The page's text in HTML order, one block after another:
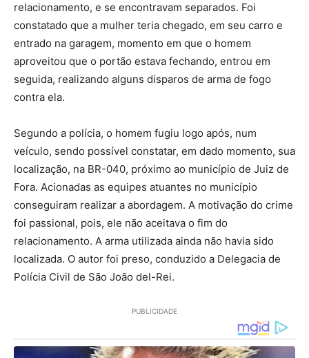
relacionamento, e se encontravam separados. Foi
constatado que a mulher teria chegado, em seu carro e
entrado na garagem, momento em que o homem
aproveitou que o portão estava fechando, entrou em
seguida, realizando alguns disparos de arma de fogo
contra ela.
Segundo a polícia, o homem fugiu logo após, num
veículo, sendo possível constatar, em dado momento, sua
localização, na BR-040, próximo ao município de Juiz de
Fora. Acionadas as equipes atuantes no município
conseguiram realizar a abordagem. A motivação do crime
foi passional, pois, ele não aceitava o fim do
relacionamento. A arma utilizada ainda não havia sido
localizada. O autor foi preso, conduzido a Delegacia de
Polícia Civil de São João del-Rei.
PUBLICIDADE